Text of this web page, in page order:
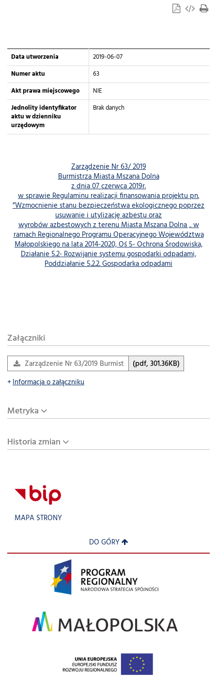
Data utworzenia
2019-06-07
Numer aktu
63
Akt prawa miejscowego
NIE
Jednolity identyfikator
aktu w dzienniku
urzędowym
Brak danych
Zarządzenie Nr 63/ 2019
Burmistrza Miasta Mszana Dolna
z dnia 07 czerwca 2019r.
w sprawie Regulaminu realizacji finansowania projektu pn.
”Wzmocnienie stanu bezpieczeństwa ekologicznego poprzez
usuwanie i utylizację azbestu oraz
wyrobów azbestowych z terenu Miasta Mszana Dolna „ w
ramach Regionalnego Programu Operacyjnego Województwa
Małopolskiego na lata 2014-2020, Oś 5- Ochrona Środowiska,
Działanie 5.2- Rozwijanie systemu gospodarki odpadami,
Poddziałanie 5.2.2. Gospodarka odpadami
Załączniki
Zarządzenie Nr 63/2019 Burmistrza Miasta Mszana Dolna z…
(pdf, 301.36KB)
Informacja o załączniku
Metryka
Historia zmian
MAPA STRONY
DO GÓRY